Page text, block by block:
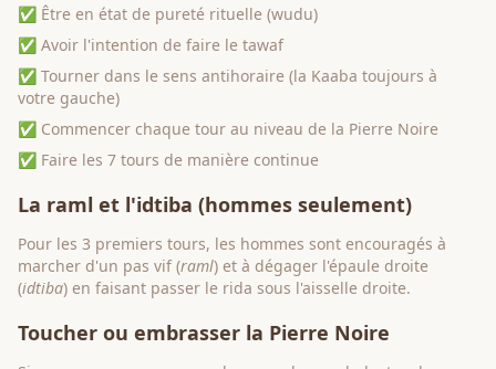
✅ Être en état de pureté rituelle (wudu)
✅ Avoir l'intention de faire le tawaf
✅ Tourner dans le sens antihoraire (la Kaaba toujours à
votre gauche)
✅ Commencer chaque tour au niveau de la Pierre Noire
✅ Faire les 7 tours de manière continue
La raml et l'idtiba (hommes seulement)
Pour les 3 premiers tours, les hommes sont encouragés à
marcher d'un pas vif (raml) et à dégager l'épaule droite
(idtiba) en faisant passer le rida sous l'aisselle droite.
Toucher ou embrasser la Pierre Noire